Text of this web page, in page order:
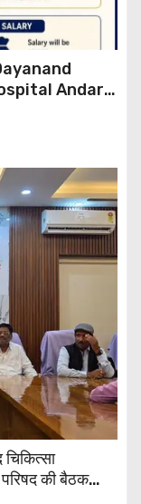
Andar
परिषद की बैठक